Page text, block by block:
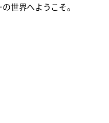
世界へようこそ。